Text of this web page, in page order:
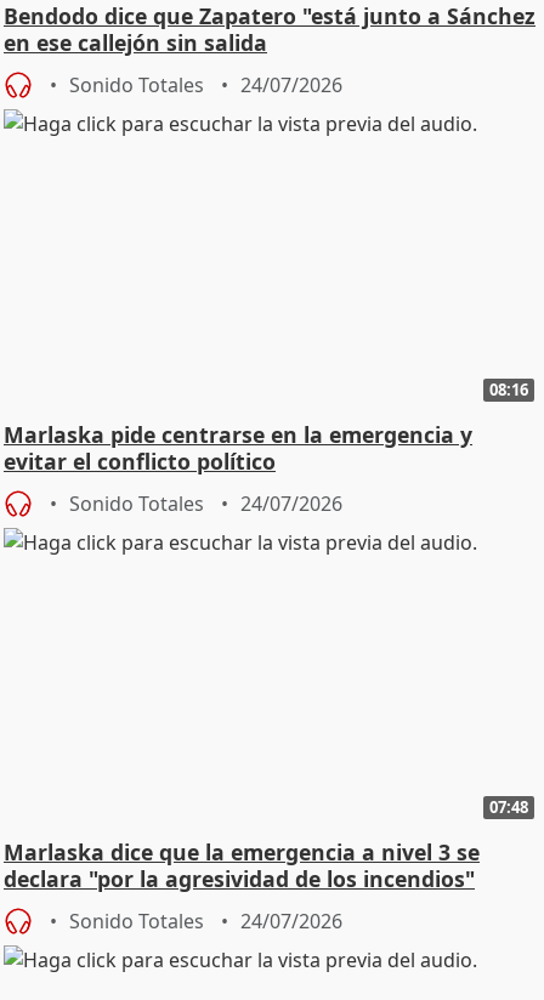
Bendodo dice que Zapatero "está junto a Sánchez
en ese callejón sin salida
Sonido Totales 24/07/2026
08:16
Marlaska pide centrarse en la emergencia y
evitar el conflicto político
Sonido Totales 24/07/2026
07:48
Marlaska dice que la emergencia a nivel 3 se
declara "por la agresividad de los incendios"
Sonido Totales 24/07/2026